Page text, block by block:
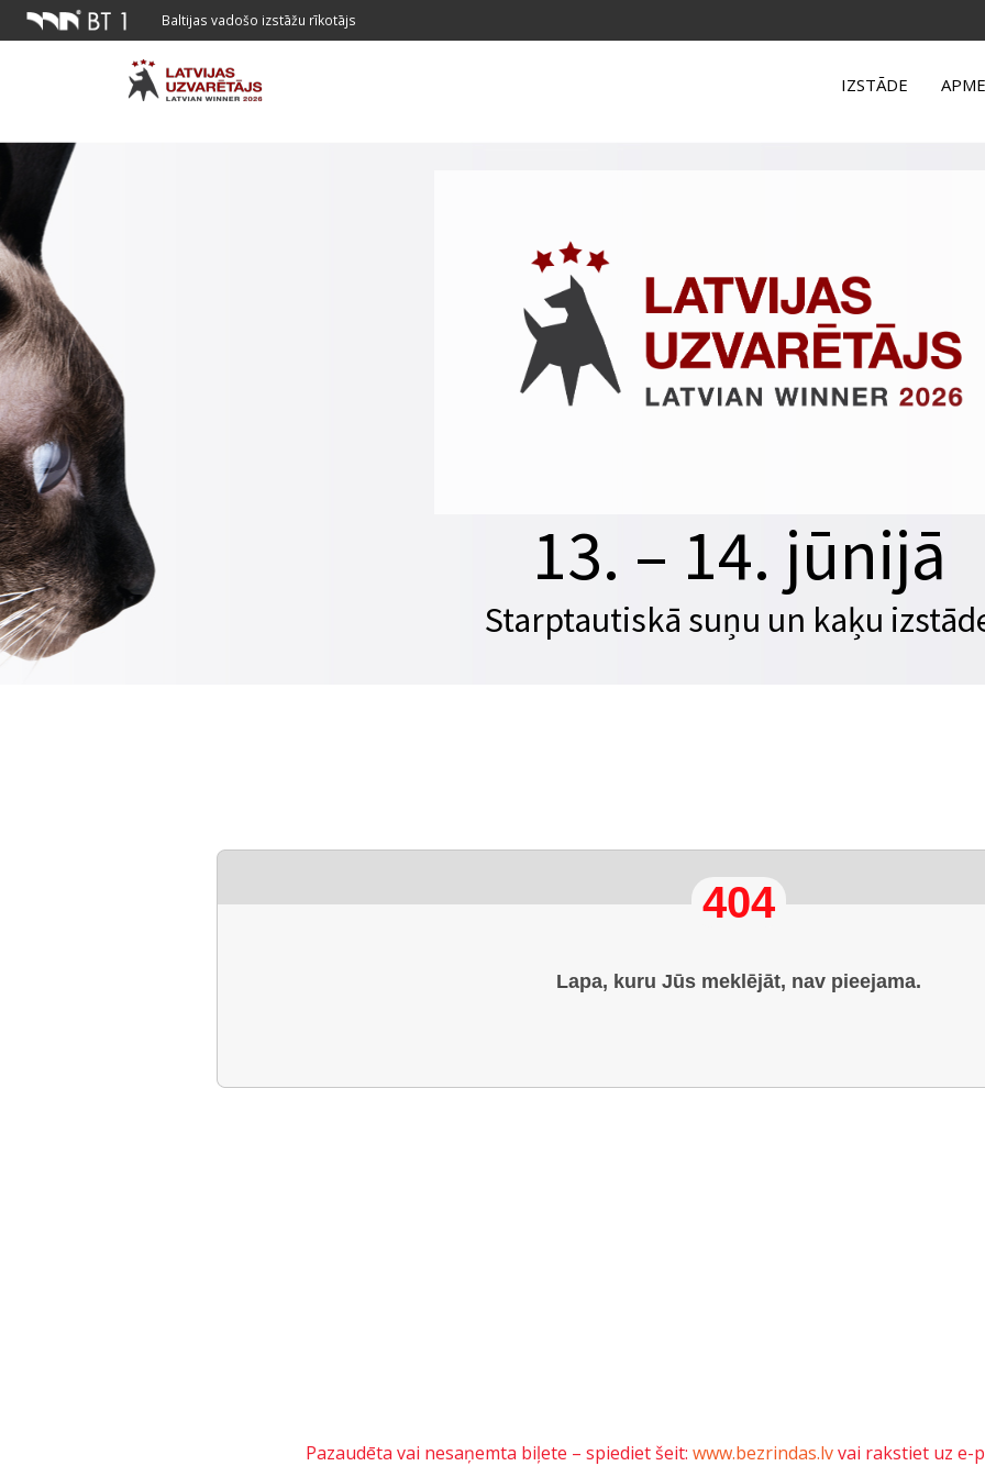
Baltijas vadošo izstāžu rīkotājs
IZSTĀDE
13. – 14. jūnijā
Starptautiskā suņu un kaķu
Pazaudēta vai nesaņemta biļete – spiediet šeit: www.bezrindas.lvvai rakstiet uz e-